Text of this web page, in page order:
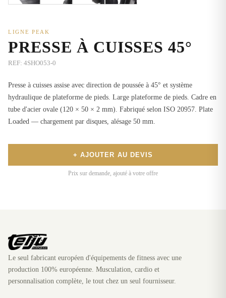
LIGNE PEAK
PRESSE À CUISSES 45°
REF: 4SHO053-0
Presse à cuisses assise avec direction de poussée à 45° et système
hydraulique de plateforme de pieds. Large plateforme de pieds. Cadre en
tube d'acier ovale (120 × 50 × 2 mm). Fabriqué selon ISO 20957. Plate
Loaded — chargement par disques, alésage 50 mm.
+ AJOUTER AU DEVIS
Prix sur demande, ajouté à votre offre
Le seul fabricant européen d'équipements de fitness avec une
production 100% européenne. Musculation, cardio et
personnalisation complète, le tout chez un seul fournisseur.